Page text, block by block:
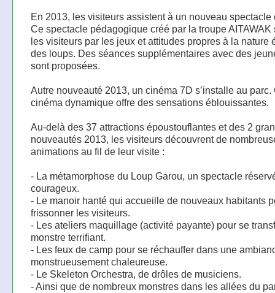
En 2013, les visiteurs assistent à un nouveau spectacle
Ce spectacle pédagogique créé par la troupe AITAWAK
les visiteurs par les jeux et attitudes propres à la nature
des loups. Des séances supplémentaires avec des
sont proposées.
Autre nouveauté 2013, un cinéma 7D s’installe au parc.
cinéma dynamique offre des sensations éblouissantes.
Au-delà des 37 attractions époustouflantes et des 2
nouveautés 2013, les visiteurs découvrent de
animations au fil de leur visite :
- La métamorphose du Loup Garou, un spectacle
courageux.
- Le manoir hanté qui accueille de nouveaux habitants
frissonner les visiteurs.
- Les ateliers maquillage (activité payante) pour se
monstre terrifiant.
- Les feux de camp pour se réchauffer dans une
monstrueusement chaleureuse.
- Le Skeleton Orchestra, de drôles de musiciens.
- Ainsi que de nombreux monstres dans les allées du